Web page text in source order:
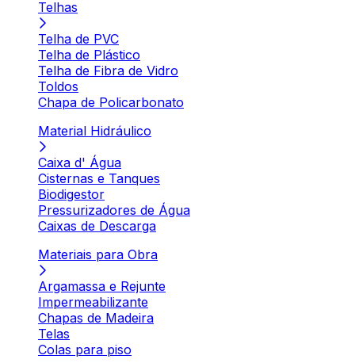
Telhas
Telha de PVC
Telha de Plástico
Telha de Fibra de Vidro
Toldos
Chapa de Policarbonato
Material Hidráulico
Caixa d' Água
Cisternas e Tanques
Biodigestor
Pressurizadores de Água
Caixas de Descarga
Materiais para Obra
Argamassa e Rejunte
Impermeabilizante
Chapas de Madeira
Telas
Colas para piso